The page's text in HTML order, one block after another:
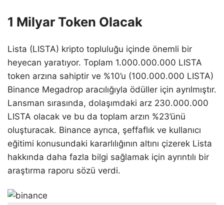
1 Milyar Token Olacak
Lista (LISTA) kripto topluluğu içinde önemli bir
heyecan yaratıyor. Toplam 1.000.000.000 LISTA
token arzına sahiptir ve %10’u (100.000.000 LISTA)
Binance Megadrop aracılığıyla ödüller için ayrılmıştır.
Lansman sırasında, dolaşımdaki arz 230.000.000
LISTA olacak ve bu da toplam arzın %23’ünü
oluşturacak. Binance ayrıca, şeffaflık ve kullanıcı
eğitimi konusundaki kararlılığının altını çizerek Lista
hakkında daha fazla bilgi sağlamak için ayrıntılı bir
araştırma raporu sözü verdi.